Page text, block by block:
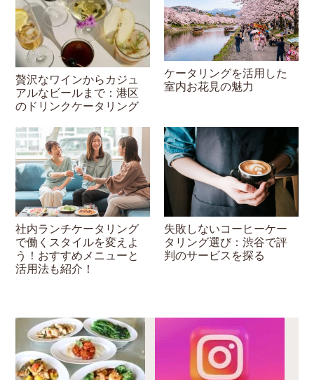
贅沢なワインからカジュ
アルなビールまで：港区
のドリンクケータリング
ケータリングを活用した
室内お花見の魅力
社内ランチケータリング
で働くスタイルを変えよ
う！おすすめメニューと
活用法も紹介！
失敗しないコーヒーケー
タリング選び：渋谷で評
判のサービスを探る